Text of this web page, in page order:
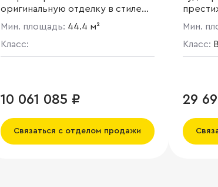
оригинальную отделку в стиле
сталинского ампира.
Многоуровневая система
охраны, благоустроенные зоны
отдыха, богатая внутренняя
Мин. площадь: 44.4 м²
Класс:
10 061 085 ₽
Связаться с отделом продажи
чистом
чудо»
округе
Мин.
Класс:
29